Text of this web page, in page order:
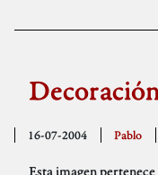
16-07-2004 Pablo
Esta imagen